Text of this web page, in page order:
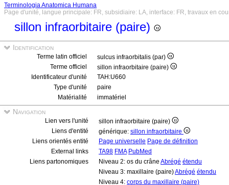
Terminologia Anatomica Humana
Page d'unité, langue principale: FR, subsidiaire: LA, interface: FR, travaux en
sillon infraorbitaire (paire)
Identification
Terme latin officiel
sulcus infraorbitalis (par)
Terme officiel
sillon infraorbitaire (paire)
Identificateur d'unité
TAH:U660
Type d'unité
paire
Matérialité
immatériel
Navigation
Lien vers l'unité
sillon infraorbitaire (paire)
Liens d'entité
générique: sillon infraorbitaire
Liens orientés entité
Page universelle Page de définition
External links
TA98 FMA PubMed
Liens partonomiques
Niveau 2: os du crâne Abrégé étendu
Niveau 3: maxillaire (paire)Abrégé étendu
Niveau 4: corps du maxillaire (paire)